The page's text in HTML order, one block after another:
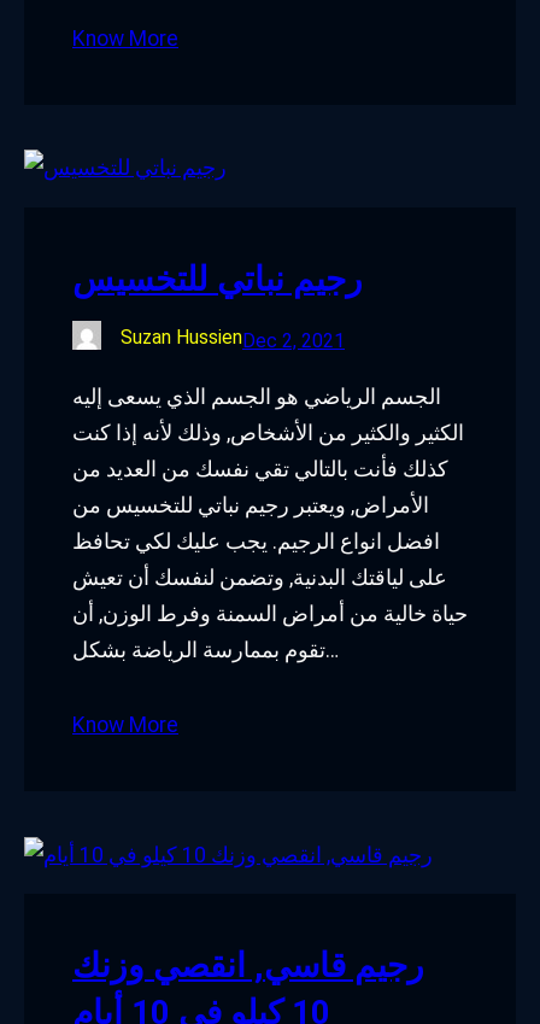
Know More
رجيم نباتي للتخسيس
Suzan HussienDec 2, 2021
الجسم الرياضي هو الجسم الذي يسعى إليه
الكثير والكثير من الأشخاص, وذلك لأنه إذا كنت
كذلك فأنت بالتالي تقي نفسك من العديد من
الأمراض, ويعتبر رجيم نباتي للتخسيس من
افضل انواع الرجيم. يجب عليك لكي تحافظ
على لياقتك البدنية, وتضمن لنفسك أن تعيش
حياة خالية من أمراض السمنة وفرط الوزن, أن
تقوم بممارسة الرياضة بشكل…
Know More
رجيم قاسي, انقصي وزنك
10 كيلو في 10 أيام